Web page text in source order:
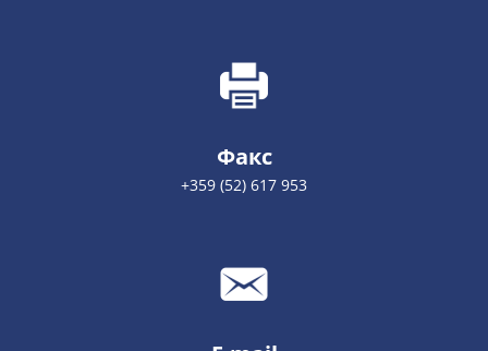
Факс
+359 (52) 617 953